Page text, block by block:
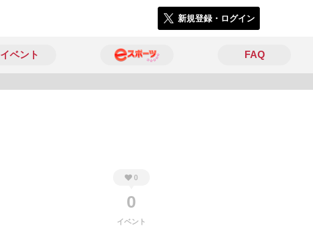
新規登録・ログイン
イベント FAQ
0
0
イベント